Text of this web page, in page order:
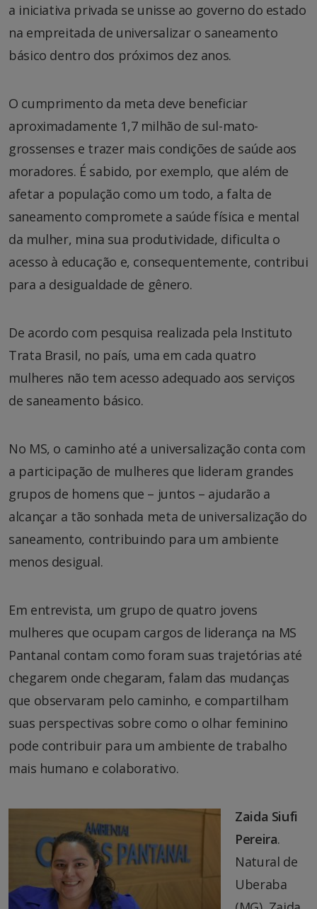
a iniciativa privada se unisse ao governo do estado
na empreitada de universalizar o saneamento
básico dentro dos próximos dez anos.
O cumprimento da meta deve beneficiar
aproximadamente 1,7 milhão de sul-mato-
grossenses e trazer mais condições de saúde aos
moradores. É sabido, por exemplo, que além de
afetar a população como um todo, a falta de
saneamento compromete a saúde física e mental
da mulher, mina sua produtividade, dificulta o
acesso à educação e, consequentemente, contribui
para a desigualdade de gênero.
De acordo com pesquisa realizada pela Instituto
Trata Brasil, no país, uma em cada quatro
mulheres não tem acesso adequado aos serviços
de saneamento básico.
No MS, o caminho até a universalização conta com
a participação de mulheres que lideram grandes
grupos de homens que – juntos – ajudarão a
alcançar a tão sonhada meta de universalização do
saneamento, contribuindo para um ambiente
menos desigual.
Em entrevista, um grupo de quatro jovens
mulheres que ocupam cargos de liderança na MS
Pantanal contam como foram suas trajetórias até
chegarem onde chegaram, falam das mudanças
que observaram pelo caminho, e compartilham
suas perspectivas sobre como o olhar feminino
pode contribuir para um ambiente de trabalho
mais humano e colaborativo.
Zaida Siufi
Pereira.
Natural de
Uberaba